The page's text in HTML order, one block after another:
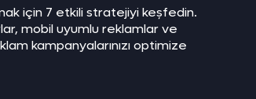
için 7 etkili stratejiyi keşfedin.
mobil uyumlu reklamlar ve
kampanyalarınızı optimize